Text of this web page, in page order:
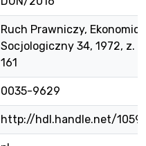
Ruch Prawniczy,
Socjologiczny 34, 1972, z.
161
0035-9629
http://hdl.handle.net/